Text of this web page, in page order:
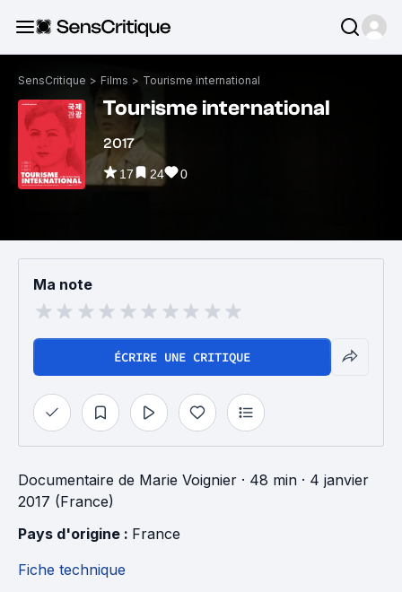
SensCritique > Films > Tourisme international
Tourisme international
2017
17 24 0
Ma note
ÉCRIRE UNE CRITIQUE
Documentaire de Marie Voignier · 48 min · 4 janvier
2017 (France)
Pays d'origine : France
Fiche technique